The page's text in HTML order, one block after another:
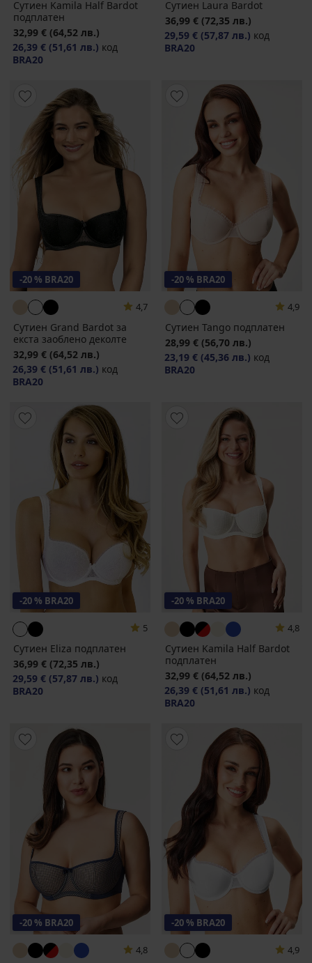
Сутиен Kamila Half Bardot
подплатен
32,99 € (64,52 лв.)
26,39 € (51,61 лв.) код
BRA20
Сутиен Laura Bardot
36,99 € (72,35 лв.)
29,59 € (57,87 лв.) код
BRA20
-20 % BRA20
4,7
Сутиен Grand Bardot за
екста заоблено деколте
32,99 € (64,52 лв.)
26,39 € (51,61 лв.) код
BRA20
-20 % BRA20
4,9
Сутиен Tango подплатен
28,99 € (56,70 лв.)
23,19 € (45,36 лв.) код
BRA20
-20 % BRA20
5
Сутиен Eliza подплатен
36,99 € (72,35 лв.)
29,59 € (57,87 лв.) код
BRA20
-20 % BRA20
4,8
Сутиен Kamila Half Bardot
подплатен
32,99 € (64,52 лв.)
26,39 € (51,61 лв.) код
BRA20
-20 % BRA20
4,8
-20 % BRA20
4,9